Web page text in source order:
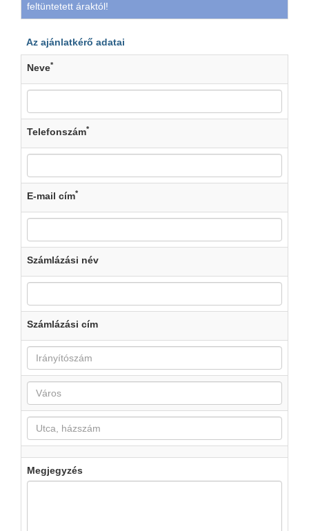
feltüntetett áraktól!
Az ajánlatkérő adatai
Neve*
Telefonszám*
E-mail cím*
Számlázási név
Számlázási cím
Megjegyzés